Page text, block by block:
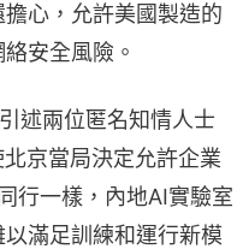
心，允許美國製造的
安全風險。
述兩位匿名知情人士
京當局決定允許企業
行一樣，內地AI實驗室
滿足訓練和運行新模